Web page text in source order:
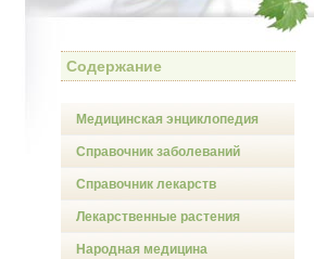
Содержание
Медицинская энциклопедия
Справочник заболеваний
Справочник лекарств
Лекарственные растения
Народная медицина